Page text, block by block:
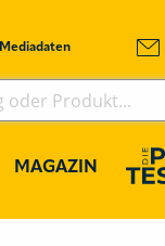
Mediadaten
MAGAZIN